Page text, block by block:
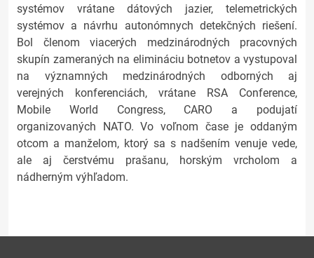
systémov vrátane dátových jazier, telemetrických
systémov a návrhu autonómnych detekčných riešení.
Bol členom viacerých medzinárodných pracovných
skupín zameraných na elimináciu botnetov a vystupoval
na významných medzinárodných odborných aj
verejných konferenciách, vrátane RSA Conference,
Mobile World Congress, CARO a podujatí
organizovaných NATO. Vo voľnom čase je oddaným
otcom a manželom, ktorý sa s nadšením venuje vede,
ale aj čerstvému prašanu, horským vrcholom a
nádherným výhľadom.